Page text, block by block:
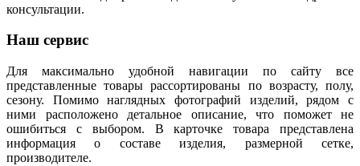
консультации.
Наш сервис
Для максимально удобной навигации по сайту все
представленные товары рассортированы по возрасту, полу,
сезону. Помимо наглядных фотографий изделий, рядом с
ними расположено детальное описание, что поможет не
ошибиться с выбором. В карточке товара представлена
информация о составе изделия, размерной сетке,
производителе.